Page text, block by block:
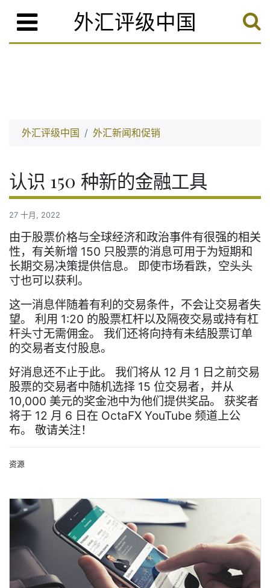
外汇评级中国
外汇评级中国 外汇新闻和促销
认识 150 种新的金融工具
27 十月, 2022
由于股票价格与全球经济和政治事件有很强的相关
性，有关新增 150 只股票的消息可用于为短期和
长期交易决策提供信息。 即使市场看跌，空头头
寸也可以获利。
这一消息伴随着有利的交易条件，不会让交易者失
望。 利用 1:20 的股票杠杆以及隔夜交易或持有杠
杆头寸无需佣金。 我们还将向持有未结股票订单
的交易者支付股息。
好消息还不止于此。 我们将从 12 月 1 日之前交易
股票的交易者中随机选择 15 位交易者，并从
10,000 美元的奖金池中为他们提供奖品。 获奖者
将于 12 月 6 日在 OctaFX YouTube 频道上公
布。 敬请关注！
资源